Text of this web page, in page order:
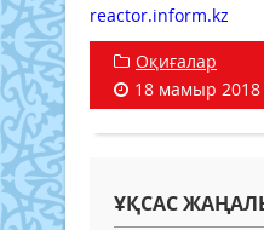
reactor.inform.kz
Оқиғалар
18 мамыр
ҰҚСАС